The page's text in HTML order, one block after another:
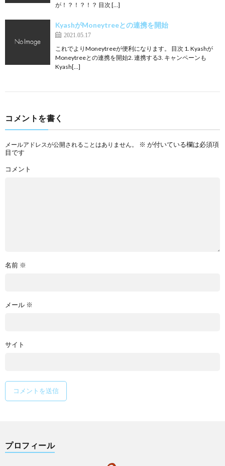
が！？！？！？ 目次 […]
KyashがMoneytreeとの連携を開始
2021.05.17
これでよりMoneytreeが便利になります。 目次 1. Kyashが
Moneytreeとの連携を開始2. 連携する3. キャンペーンも
Kyash[…]
コメントを書く
メールアドレスが公開されることはありません。 ※ が付いている欄は必須項
目です
コメント
名前 ※
メール ※
サイト
プロフィール